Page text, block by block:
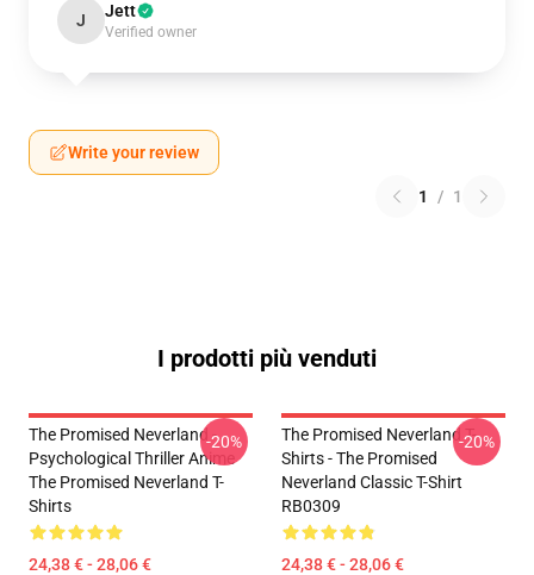
J Jett
Verified owner
Write your review
1 / 1
I prodotti più venduti
The Promised Neverland -
Psychological Thriller Anime
The Promised Neverland T-
Shirts
24,38 € - 28,06 €
-20%
The Promised Neverland T-
Shirts - The Promised
Neverland Classic T-Shirt
RB0309
24,38 € - 28,06 €
-20%